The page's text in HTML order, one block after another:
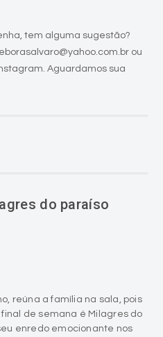
tem alguma sugestão?
ou
Aguardamos sua
do paraíso
reúna a família na sala, pois
de semana é Milagres do
enredo emocionante nos